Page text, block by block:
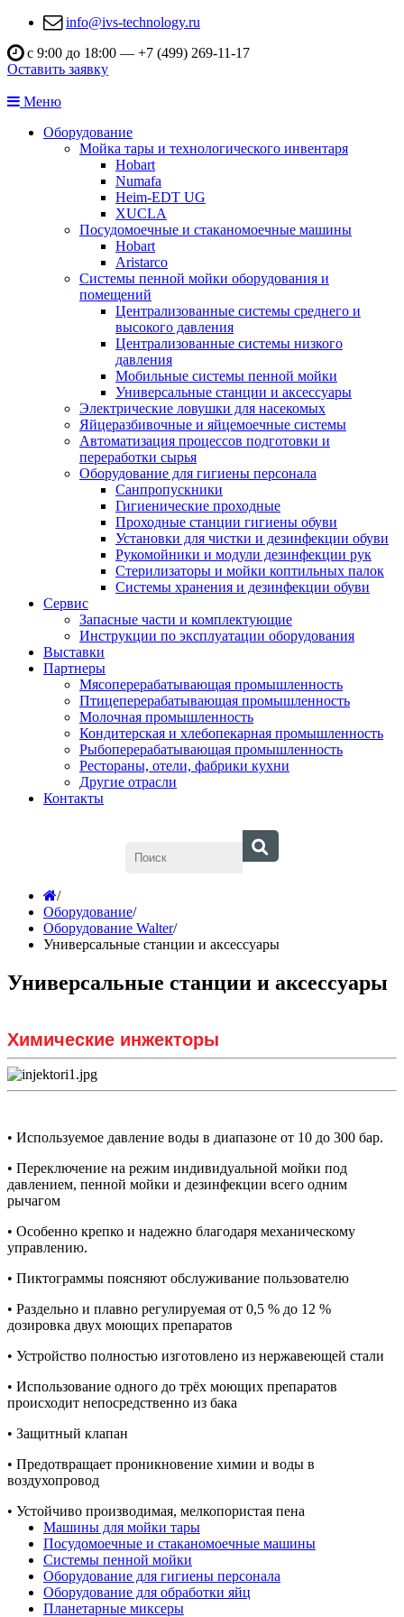
info@ivs-technology.ru
с 9:00 до 18:00 — +7 (499) 269-11-17
Оставить заявку
Меню
Оборудование
Мойка тары и технологического инвентаря
Hobart
Numafa
Heim-EDT UG
XUCLA
Посудомоечные и стаканомоечные машины
Hobart
Aristarco
Системы пенной мойки оборудования и
помещений
Централизованные системы среднего и
высокого давления
Централизованные системы низкого
давления
Мобильные системы пенной мойки
Универсальные станции и аксессуары
Электрические ловушки для насекомых
Яйцеразбивочные и яйцемоечные системы
Автоматизация процессов подготовки и
переработки сырья
Оборудование для гигиены персонала
Санпропускники
Гигиенические проходные
Проходные станции гигиены обуви
Установки для чистки и дезинфекции обуви
Рукомойники и модули дезинфекции рук
Стерилизаторы и мойки коптильных палок
Системы хранения и дезинфекции обуви
Сервис
Запасные части и комплектующие
Инструкции по эксплуатации оборудования
Выставки
Партнеры
Мясоперерабатывающая промышленность
Птицеперерабатывающая промышленность
Молочная промышленность
Кондитерская и хлебопекарная промышленность
Рыбоперерабатывающая промышленность
Рестораны, отели, фабрики кухни
Другие отрасли
Контакты
/
Оборудование/
Оборудование Walter/
Универсальные станции и аксессуары
Универсальные станции и аксессуары
Химические инжекторы
• Используемое давление воды в диапазоне от 10 до 300 бар.
• Переключение на режим индивидуальной мойки под
давлением, пенной мойки и дезинфекции всего одним
рычагом
• Особенно крепко и надежно благодаря механическому
управлению.
• Пиктограммы поясняют обслуживание пользователю
• Раздельно и плавно регулируемая от 0,5 % до 12 %
дозировка двух моющих препаратов
• Устройство полностью изготовлено из нержавеющей стали
• Использование одного до трёх моющих препаратов
происходит непосредственно из бака
• Защитный клапан
• Предотвращает проникновение химии и воды в
воздухопровод
• Устойчиво производимая, мелкопористая пена
Машины для мойки тары
Посудомоечные и стаканомоечные машины
Системы пенной мойки
Оборудование для гигиены персонала
Оборудование для обработки яйц
Планетарные миксеры